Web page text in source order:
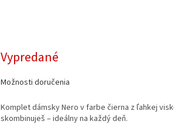
Vypredané
Možnosti doručenia
Komplet dámsky Nero v farbe čierna z ľahkej
skombinuješ – ideálny na každý deň.